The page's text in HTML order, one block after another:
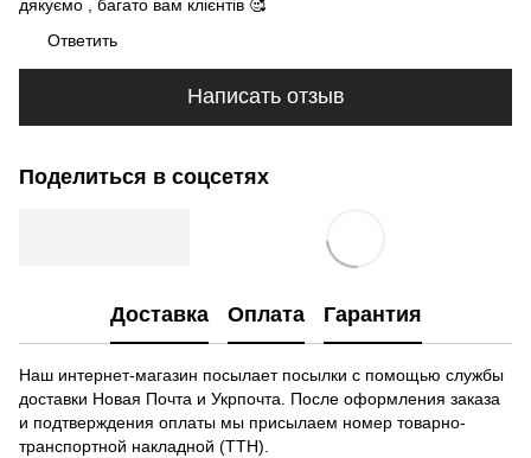
дякуємо , багато вам клієнтів 🥰
Ответить
Написать отзыв
Поделиться в соцсетях
Доставка Оплата Гарантия
Наш интернет-магазин посылает посылки с помощью службы
доставки Новая Почта и Укрпочта. После оформления заказа
и подтверждения оплаты мы присылаем номер товарно-
транспортной накладной (ТТН).